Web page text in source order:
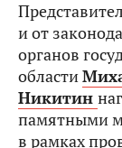
и от
органов
области
Никитин
памятными
в рамках